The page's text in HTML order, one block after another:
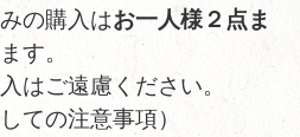
の購入はお一人様２点ま
す。
はご遠慮ください。
ての注意事項）